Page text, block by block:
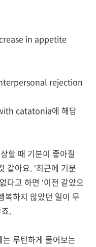
in appetite
rejection
catatonia에 해당
할 때 기분이 좋아질
같아요. ‘최근에 기분
다고 하면 ‘이전 같았으
복하지 않았던 일이 무
.
루틴하게 물어보는